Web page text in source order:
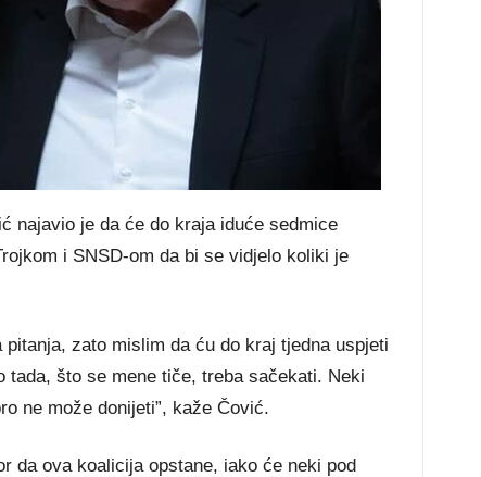
najavio je da će do kraja iduće sedmice
i SNSD-om da bi se vidjelo koliki je
zato mislim da ću do kraj tjedna uspjeti
tada, što se mene tiče, treba sačekati. Neki
ne može donijeti”, kaže Čović.
da ova koalicija opstane, iako će neki pod